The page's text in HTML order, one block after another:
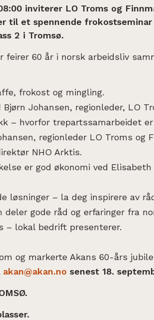
inviterer LO Troms og
til et spennende
2 i Tromsø.
feirer 60 år i norsk arbeidsliv
frokost og mingling.
Bjørn Johansen, regionleder, LO
– hvorfor trepartssamarbeidet
regionleder LO Troms og
NHO Arktis.
er god økonomi ved
løsninger – la deg inspirere av
deler gode råd og erfaringer fra
– lokal bedrift presenterer.
og markerte Akans 60-års
akan@akan.no senest 18.